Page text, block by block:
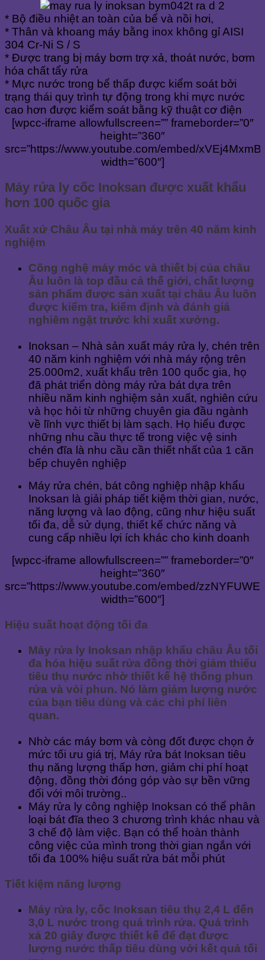
* Bộ điều nhiệt an toàn của bể và nồi hơi,
* Thân và khoang máy bằng inox không gỉ AISI
304 Cr-Ni S / S
* Được trang bị máy bơm trợ xả, thoát nước, bơm
hóa chất tẩy rửa
* Mực nước trong bể thấp được kiểm soát bởi
trạng thái quy trình tự động trong khi mực nước
cao hơn được kiểm soát bằng kỹ thuật cơ điện
[wpcc-iframe allowfullscreen=”” frameborder=”0″
height=”360″
src=”https://www.youtube.com/embed/
width=”600″]
Máy rửa ly cốc Inoksan được xuất khẩu
hơn 100 quốc gia
Xuất xứ Châu Âu tại nhà máy trên 40 năm kinh
nghiệm
Công nghệ máy móc và thiết bị của châu
Âu luôn là top đầu cả thế giới, chất lượng
sản phẩm được sản xuất tại châu Âu luôn
được kiểm tra, kiểm định và đánh giá
nghiêm ngặt trước khi xuất xưởng.
Inoksan – Nhà sản xuất máy rửa ly, chén trên
40 năm kinh nghiệm với nhà máy rộng trên
25.000m2, xuất khẩu trên 100 quốc gia, họ
đã phát triển dòng máy rửa bát dựa trên
nhiều năm kinh nghiệm sản xuất, nghiên cứu
và học hỏi từ những chuyên gia đầu ngành
về lĩnh vực thiết bị làm sạch. Họ hiểu được
những nhu cầu thực tế trong việc vệ sinh
chén đĩa là nhu cầu cần thiết nhất của 1 căn
bếp chuyên nghiệp
Máy rửa chén, bát công nghiệp nhập khẩu
Inoksan là giải pháp tiết kiệm thời gian, nước,
năng lượng và lao động, cũng như hiệu suất
tối đa, dễ sử dụng, thiết kế chức năng và
cung cấp nhiều lợi ích khác cho kinh doanh
[wpcc-iframe allowfullscreen=”” frameborder=”0″
height=”360″
src=”https://www.youtube.com/embed/
width=”600″]
Hiệu suất hoạt động tối đa
Máy rửa ly Inoksan nhập khẩu châu Âu tối
đa hóa hiệu suất rửa đồng thời giảm thiểu
tiêu thụ nước nhờ thiết kế hệ thống phun
rửa và vòi phun. Nó làm giảm lượng nước
của bạn tiêu dùng và các chi phí liên
quan.
Nhờ các máy bơm và còng đốt được chọn ở
mức tối ưu giá trị, Máy rửa bát Inoksan tiêu
thụ năng lượng thấp hơn, giảm chi phí hoạt
động, đồng thời đóng góp vào sự bền vững
đối với môi trường..
Máy rửa ly công nghiệp Inoksan có thể phân
loại bát đĩa theo 3 chương trình khác nhau và
3 chế độ làm việc. Bạn có thể hoàn thành
công việc của mình trong thời gian ngắn với
tối đa 100% hiệu suất rửa bát mỗi phút
Tiết kiệm năng lượng
Máy rửa ly, cốc Inoksan tiêu thụ 2,4 L đến
3,0 L nước trong quá trình rửa. Quá trình
xả 20 giây được thiết kế để đạt được
lượng nước thấp tiêu dùng với kết quả tối